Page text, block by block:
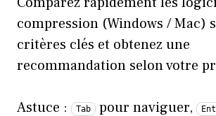
compression (Windows / Mac)
critères clés et obtenez une
recommandation selon votre
Astuce : Tab pour naviguer,